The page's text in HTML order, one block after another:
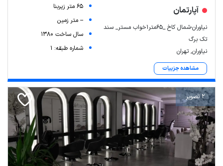
آپارتمان
نیاوران-شمال کاخ _65متر1خواب مستر_ سند
تک برگ
نیاوران, تهران
مشاهده جزییات
65 متر زیربنا
-- متر زمین
سال ساخت 1380
شماره طبقه: 1
2 تصویر